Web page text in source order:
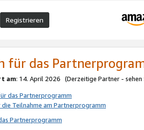
Registrieren
für das
am: 14. April 2026 (Derzeitige Partner - sehen
das Partnerprogramm
Teilnahme am Partnerprogramm
Partnerprogramm